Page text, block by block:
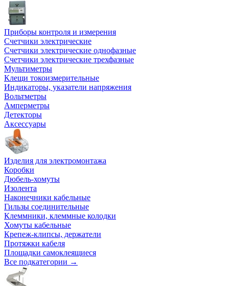
Приборы контроля и измерения
Счетчики электрические
Счетчики электрические однофазные
Счетчики электрические трехфазные
Мультиметры
Клещи токоизмерительные
Индикаторы, указатели напряжения
Вольтметры
Амперметры
Детекторы
Аксессуары
Изделия для электромонтажа
Коробки
Дюбель-хомуты
Изолента
Наконечники кабельные
Гильзы соединительные
Клеммники, клеммные колодки
Хомуты кабельные
Крепеж-клипсы, держатели
Протяжки кабеля
Площадки самоклеящиеся
Все подкатегории →